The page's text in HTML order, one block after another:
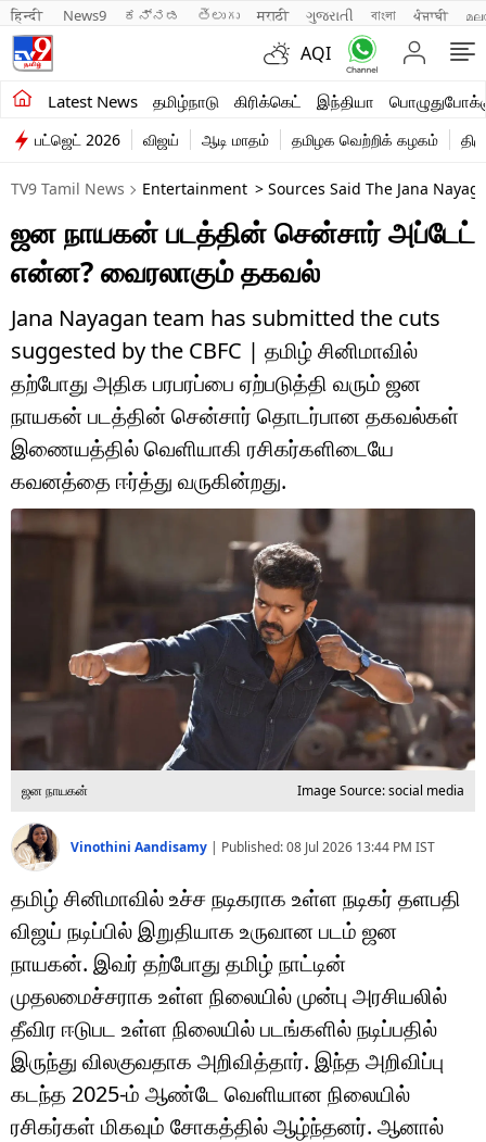
हिन्दी News9 ಕನ್ನಡ తెలుగు मराठी ગુજરાતી বাংলা ਪੰਜਾਬੀ
AQI
Latest News தமிழ்நாடு கிரிக்கெட் இந்தியா
சமீபத்திய செய்திகள்
தமிழ்நாடு
இந்தியா
உலகம்
பொழுதுபோக்கு
லைஃப்ஸ்டைல்
வணிகம்
டெக்னாலஜி
ஆன்மீகம்
ஹெஃல்த்
ஷார்ட் வீடியோஸ்
வலை கதைகள்
போட்டோ கேலரி
பட்ஜெட் 2026 விஜய் ஆடி மாதம் தமிழக வெற்றிக் கழகம்
TV9 Tamil News Entertainment > Sources Said The Jana
ஜன நாயகன் படத்தின் சென்சார் அப்டேட்
என்ன? வைரலாகும் தகவல்
Jana Nayagan team has submitted the cuts
suggested by the CBFC | தமிழ் சினிமாவில்
தற்போது அதிக பரபரப்பை ஏற்படுத்தி வரும் ஜன
நாயகன் படத்தின் சென்சார் தொடர்பான தகவல்கள்
இணையத்தில் வெளியாகி ரசிகர்களிடையே
கவனத்தை ஈர்த்து வருகின்றது.
ஜன நாயகன் Image Source: social media
Vinothini Aandisamy | Published:08 Jul 2026 13:44 PM IST
தமிழ் சினிமாவில் உச்ச நடிகராக உள்ள நடிகர் தளபதி
விஜய் நடிப்பில் இறுதியாக உருவான படம் ஜன
நாயகன். இவர் தற்போது தமிழ் நாட்டின்
முதலமைச்சராக உள்ள நிலையில் முன்பு அரசியலில்
தீவிர ஈடுபட உள்ள நிலையில் படங்களில் நடிப்பதில்
இருந்து விலகுவதாக அறிவித்தார். இந்த அறிவிப்பு
கடந்த 2025-ம் ஆண்டே வெளியான நிலையில்
ரசிகர்கள் மிகவும் சோகத்தில் ஆழ்ந்தனர். ஆனால்